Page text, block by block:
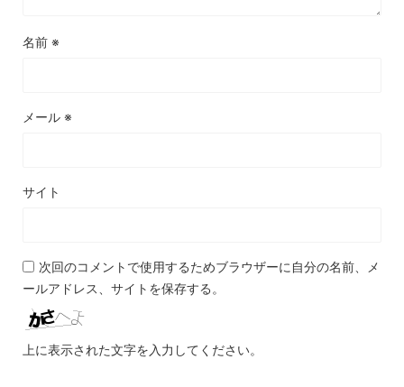
名前 ※
メール ※
サイト
次回のコメントで使用するためブラウザーに自分の名前、メ
ールアドレス、サイトを保存する。
上に表示された文字を入力してください。